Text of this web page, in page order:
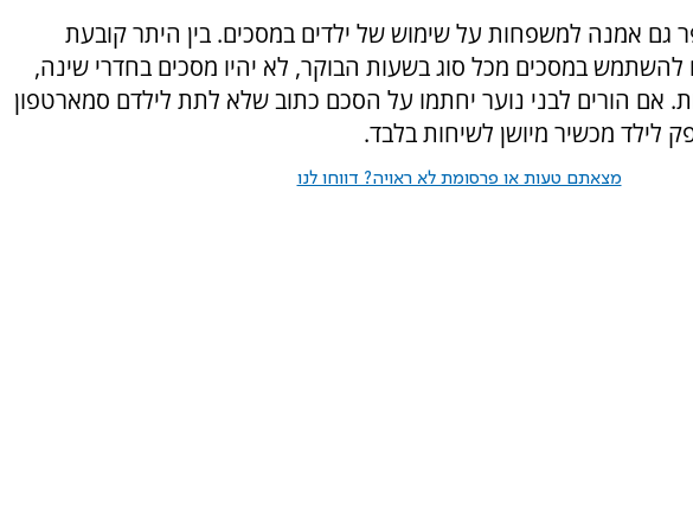
גם אמנה למשפחות על שימוש של ילדים במסכים. בין היתר קובעת
להשתמש במסכים מכל סוג בשעות הבוקר, לא יהיו מסכים בחדרי שינה,
אם הורים לבני נוער יחתמו על הסכם כתוב שלא לתת לילדם סמארטפון
מצאתם טעות או פרסומת לא ראויה? דווחו לנו